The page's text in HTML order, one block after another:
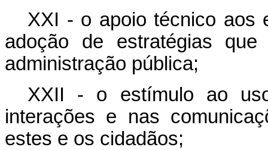
XXI - o apoio técnico aos
adoção de estratégias
administração pública;
XXII - o estímulo ao
interações e nas
estes e os cidadãos;